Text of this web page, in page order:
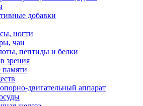
добавки
ногти
чаи
пептиды и белки
зрения
двигательный аппарат